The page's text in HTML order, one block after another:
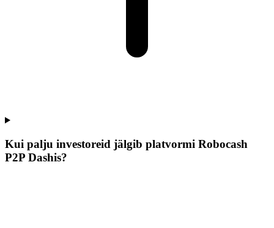
Kui palju investoreid jälgib platvormi Robocash
P2P Dashis?